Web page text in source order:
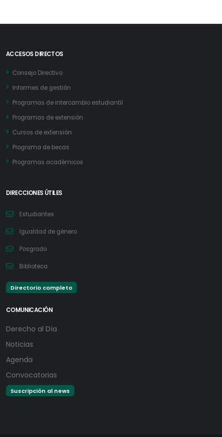
ACCESOS DIRECTOS
Consejo Directivo
Informes de gestión
Programas de intercambio estudiantil
Programas de extensión
Cursos de extensión
Programa de becas
Programas académicos
DIRECCIONES ÚTILES
Estudiantes
Igualdad de género
Posgrado
Biblioteca
Directorio completo
COMUNICACIÓN
Derecho al Día
Noticias
Agenda
Convocatorias
Suscripción al news